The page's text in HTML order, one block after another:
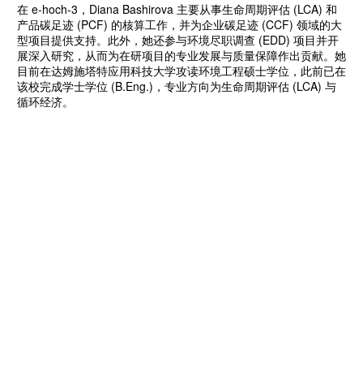
在 e-hoch-3，Diana Bashirova 主要从事生命周期评估 (LCA) 和
产品碳足迹 (PCF) 的核算工作，并为企业碳足迹 (CCF) 领域的大
型项目提供支持。此外，她还参与环境尽职调查 (EDD) 项目并开
展深入研究，从而为在研项目的专业发展与质量保障作出贡献。她
目前在达姆施塔特应用科技大学攻读环境工程硕士学位，此前已在
该校完成学士学位 (B.Eng.)，专业方向为生命周期评估 (LCA) 与
循环经济。